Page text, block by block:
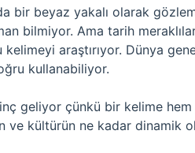
bir beyaz yakalı olarak
bilmiyor. Ama tarih
kelimeyi araştırıyor. Dünya
kullanabiliyor.
geliyor çünkü bir kelime
ve kültürün ne kadar dinamik